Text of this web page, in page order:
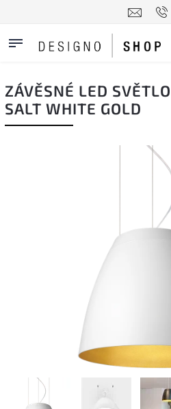
ZÁVĚSNÉ LED
SALT WHITE GOLD